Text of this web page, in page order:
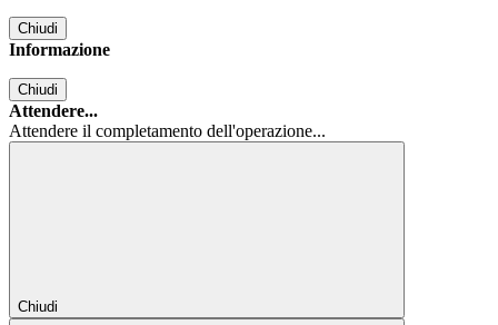
Chiudi
Informazione
Chiudi
Attendere...
Attendere il completamento dell'operazione...
Chiudi